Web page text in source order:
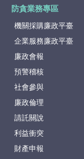
防貪業務專區
機關採購廉政平臺
企業服務廉政平臺
廉政會報
預警稽核
社會參與
廉政倫理
請託關說
利益衝突
財產申報